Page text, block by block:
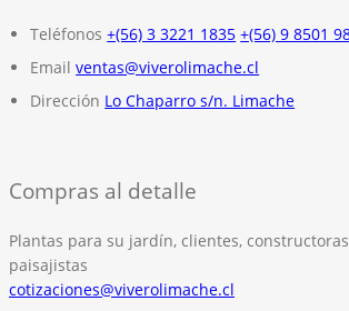
Teléfonos +(56) 3 3221 1835 +(56) 9 8501
Email ventas@viverolimache.cl
Dirección Lo Chaparro s/n. Limache
Compras al detalle
Plantas para su jardín, clientes,
paisajistas
cotizaciones@viverolimache.cl